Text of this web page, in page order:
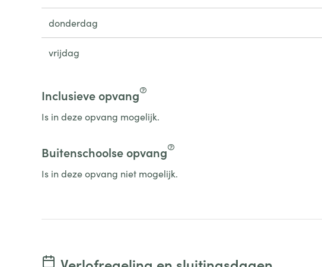
donderdag
vrijdag
Inclusieve opvang
Is in deze opvang mogelijk.
Buitenschoolse opvang
Is in deze opvang niet mogelijk.